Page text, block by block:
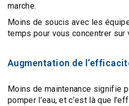
marche.
Moins de soucis avec les
temps pour vous concentrer sur
Augmentation de
Moins de maintenance signifie
pomper l’eau, et c’est là que